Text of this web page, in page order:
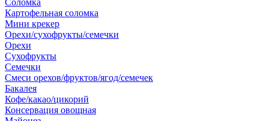
Соломка
Картофельная соломка
Мини крекер
Орехи/сухофрукты/семечки
Орехи
Сухофрукты
Семечки
Смеси орехов/фруктов/ягод/семечек
Бакалея
Кофе/какао/цикорий
Консервация овощная